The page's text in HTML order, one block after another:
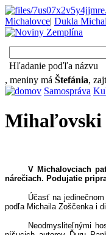
Michalovce| Dukla
Hľadanie poďľa názvu
, meniny má Štefánia,
Samospráva
Mihaľovski
V Michalovciach
nárečiach. Podujatie
Účasť na
podľa Michaila Zoščenka i
Neodmysliteľnými